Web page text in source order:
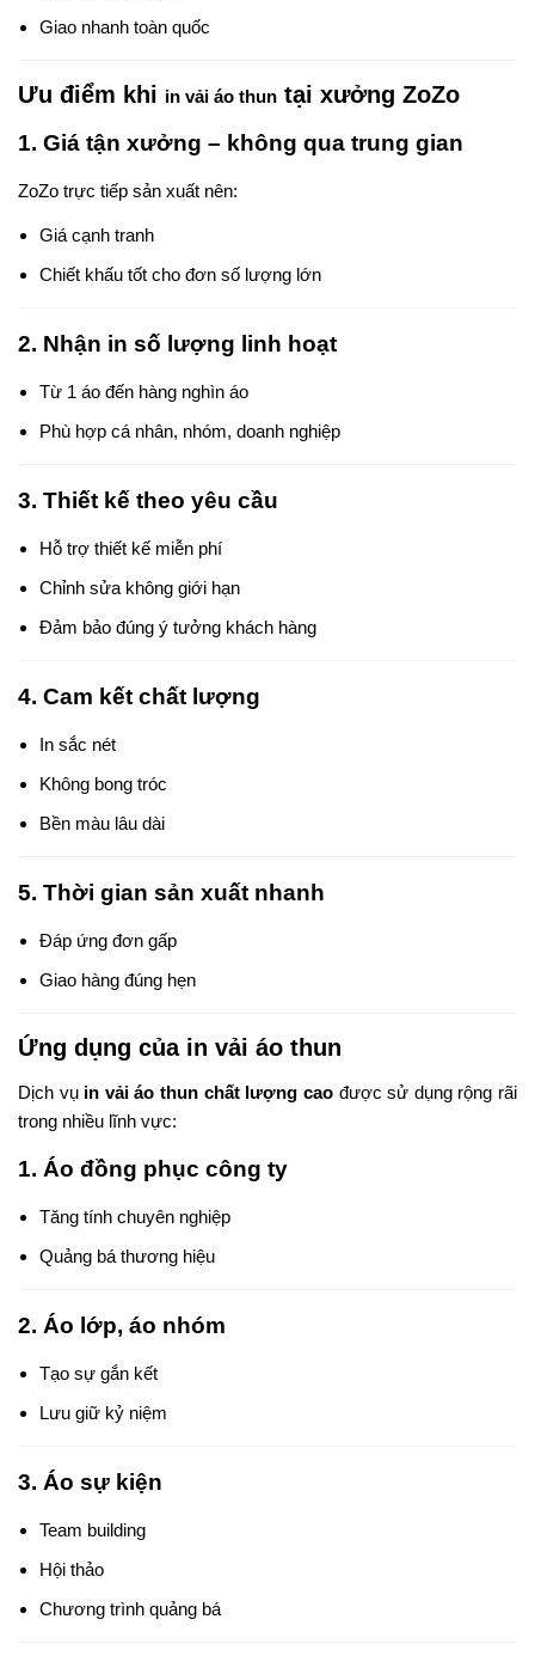
Giao nhanh toàn quốc
Ưu điểm khi in vải áo thun tại xưởng ZoZo
1. Giá tận xưởng – không qua trung gian
ZoZo trực tiếp sản xuất nên:
Giá cạnh tranh
Chiết khấu tốt cho đơn số lượng lớn
2. Nhận in số lượng linh hoạt
Từ 1 áo đến hàng nghìn áo
Phù hợp cá nhân, nhóm, doanh nghiệp
3. Thiết kế theo yêu cầu
Hỗ trợ thiết kế miễn phí
Chỉnh sửa không giới hạn
Đảm bảo đúng ý tưởng khách hàng
4. Cam kết chất lượng
In sắc nét
Không bong tróc
Bền màu lâu dài
5. Thời gian sản xuất nhanh
Đáp ứng đơn gấp
Giao hàng đúng hẹn
Ứng dụng của in vải áo thun
Dịch vụ in vải áo thun chất lượng caođược sử dụng rộng rãi
trong nhiều lĩnh vực:
1. Áo đồng phục công ty
Tăng tính chuyên nghiệp
Quảng bá thương hiệu
2. Áo lớp, áo nhóm
Tạo sự gắn kết
Lưu giữ kỷ niệm
3. Áo sự kiện
Team building
Hội thảo
Chương trình quảng bá